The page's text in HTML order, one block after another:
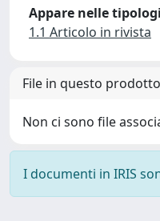
Appare nelle
1.1 Articolo in rivista
File in questo
Non ci sono file
I documenti in IRIS